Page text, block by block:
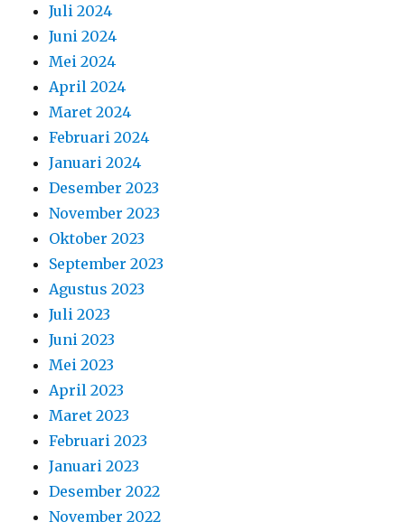
Juli 2024
Juni 2024
Mei 2024
April 2024
Maret 2024
Februari 2024
Januari 2024
Desember 2023
November 2023
Oktober 2023
September 2023
Agustus 2023
Juli 2023
Juni 2023
Mei 2023
April 2023
Maret 2023
Februari 2023
Januari 2023
Desember 2022
November 2022